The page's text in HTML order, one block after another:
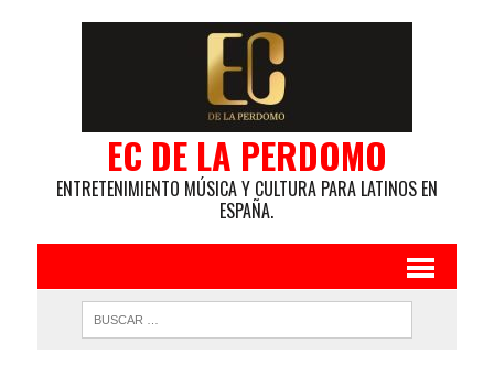
EC DE LA PERDOMO
ENTRETENIMIENTO MÚSICA Y CULTURA PARA LATINOS EN
ESPAÑA.